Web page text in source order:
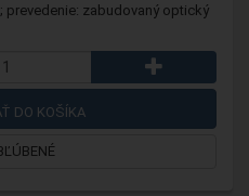
prevedenie: zabudovaný optický
DO KOŠÍKA